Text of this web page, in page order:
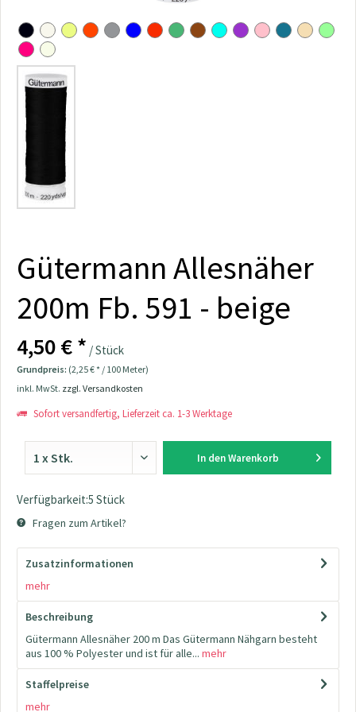
Gütermann Allesnäher
200m Fb. 591 - beige
4,50 € * / Stück
Grundpreis: (2,25 € * / 100 Meter)
inkl. MwSt. zzgl. Versandkosten
Sofort versandfertig, Lieferzeit ca. 1-3 Werktage
In den Warenkorb
Verfügbarkeit:5 Stück
Fragen zum Artikel?
Zusatzinformationen
mehr
Beschreibung
Gütermann Allesnäher 200 m Das Gütermann Nähgarn besteht
aus 100 % Polyester und ist für alle... mehr
Staffelpreise
mehr